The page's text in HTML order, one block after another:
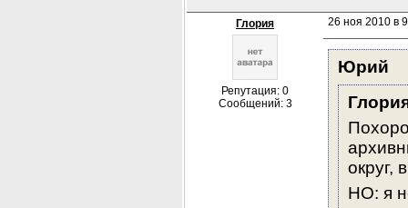
Глория
Репутация: 0
Сообщений: 3
26 ноя 2010 в
Юрий
округ,
НО: я